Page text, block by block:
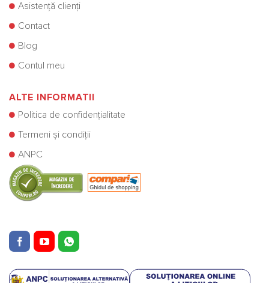
Asistență clienți
Contact
Blog
Contul meu
ALTE INFORMATII
Politica de confidențialitate
Termeni și condiții
ANPC